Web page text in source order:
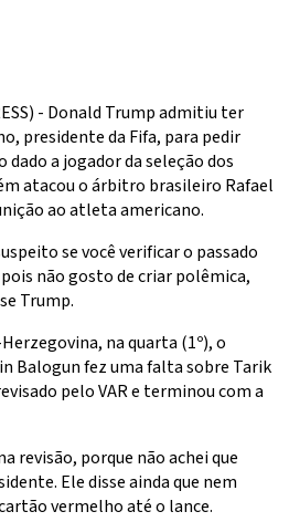
- Donald Trump admitiu ter
presidente da Fifa, para pedir
a jogador da seleção dos
atacou o árbitro brasileiro Rafael
ao atleta americano.
se você verificar o passado
não gosto de criar polêmica,
Trump.
na quarta (1º), o
Balogun fez uma falta sobre Tarik
pelo VAR e terminou com a
revisão, porque não achei que
Ele disse ainda que nem
vermelho até o lance.